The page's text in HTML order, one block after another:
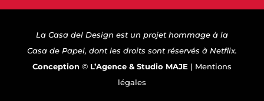
La Casa del Design est un projet hommage à la
Casa de Papel, dont les droits sont réservés à Netflix.
Conception © L’Agence & Studio MAJE | Mentions
légales